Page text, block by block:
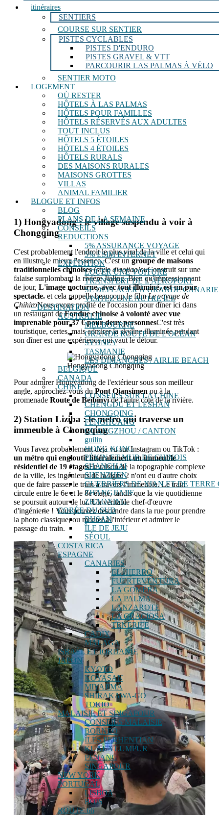
itinéraires
SENTIERS
COURSE SUR SENTIER
PISTES CYCLABLES
PISTES D'ENDURO
PISTES GRAVEL & VTT
PARCOURIR LAS PALMAS À VÉLO
SENTIER MOTO
LOGEMENT
OÙ RESTER
HÔTELS À LAS PALMAS
HÔTELS POUR FAMILLES
HÔTELS RÉSERVÉS AUX ADULTES
TOUT INCLUS
HÔTELS 5 ÉTOILES
HÔTELS 4 ÉTOILES
HÔTELS RURALS
DES MAISONS RURALES
MAISONS GROTTES
VILLAS
ANIMAL FAMILIER
BLOGUE ET INFOS
BLOG
PLANS DE LA SEMAINE
CONSEILS
REDUCTIONS
5% ASSURANCE VOYAGE
5% ESIM INTERNET
EXPÉDITION
LOUER UNE VOITURE
TRANSFERT DE L'AÉROPORT
SE DÉPLACER À GRANDE CANARIE
VISITEZ UNE AUTRE ÎLE
+ DESTINATION
AUSTRALIE
MELBOURNE
GRANDE ROUTE DE L'OCÉAN
SYDNEY
TASMANIE
LES DIMANCHES / AIRLIE BEACH
BELGIQUE
CANADA
CHINE
CONSEILS SUR LA CHINE
CHENGDU ET LESHAN
CHONGQING
FENGHUANG
GUANGZHOU / CANTON
guilin
HONG KONG
PÉKIN ET MUR DE CHINOIS
SHANGHAI
SHENZHEN
GUERRIERS DE XIAN ET DE TERRE
ZHANGJIAJIE
ZHAOXING
CORÉE DU SUD
BUSAN
ÎLE DE JEJU
SÉOUL
COSTA RICA
ESPAGNE
CANARIES
EL HIERRO
FUERTEVENTURA
LA GOMERA
LA PALMA
LANZAROTE
LA GRACIOSA
TENERIFE
CADIX
MALAGA
ISRAËL ET JORDANIE
JAPON
KYOTO
KOYASAN
MIYAJIMA
SHIRAKAWA-GO
TOKIO
MALAISIE ET ​​SINGAPOUR
CONSEILS MALAISIE
BORNEO
ÎLES PERHENTIAN
KUALA LUMPUR
PENANG
SINGAPOUR
NEW YORK
PORTUGAL
LISBOA
BOIS
ROUTE 66
1) Hongyadong : le village suspendu à voir à
Chongqing
C'est probablement l'endroit le plus viral de la ville et celui qui
en illustre le mieux l'essence. C'est ungroupe de maisons
traditionnelles chinoises(style diaojiaolouConstruit sur une
falaise surplombant la rivière Jialing. Bien qu'impressionnant
de jour, L'image nocturne, avec tout illuminé, est un pur
spectacle. et cela rappelle beaucoup le filmLe voyage de
ChihiroNous avons profité de l'occasion pour dîner ici dans
un restaurant deFondue chinoise à volonté avec vue
imprenable pour 37 € pour deux personnesC'est très
touristique, certes, mais admirer la skyline illuminée pendant
son dîner est une expérience qui vaut le détour.
Hongyadong Chongqing
Pour admirer Hongyadong de l'extérieur sous son meilleur
angle, approchez-vous duPont Qiansimen ou à la
promenade Route de Beibinyide l'autre côté de la rivière.
2) Station Liziba : le métro qui traverse un
immeuble à Chongqing
Vous l'avez probablement déjà vu sur Instagram ou TikTok :
un métro qui engloutit littéralement un immeuble
résidentiel de 19 étagesEn raison de la topographie complexe
de la ville, les ingénieurs de la ligne 2 n'ont eu d'autre choix
que de faire passer le train à travers l'immeuble. Le train
circule entre le 6e et le 8e étage, tandis que la vie quotidienne
se poursuit autour de lui. Un véritable chef-d'œuvre
d'ingénierie ! Vous pouvez descendre dans la rue pour prendre
la photo classique, ou monter à l'intérieur et admirer le
passage du train.